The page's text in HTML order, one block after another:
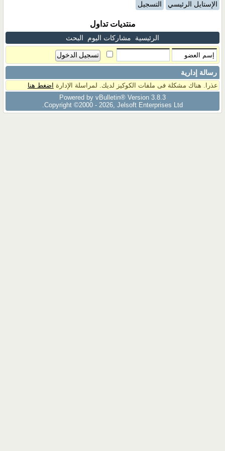
الإستايل الرئيسي التسجيل
منتديات تداول
الرئيسية مشاركات اليوم البحث
رسالة إدارية
عذرا. هناك مشكلة فى ملفات الكوكيز لديك. لمراسلة الإدارة اضغط هنا
Powered by vBulletin® Version 3.8.3
Copyright ©2000 - 2026, Jelsoft Enterprises Ltd.